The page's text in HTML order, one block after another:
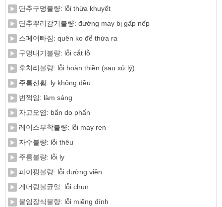
단추구멍불량: lỗi thừa khuyết
단추뿌리감기불량: đường may bị gấp nếp
스페어빠짐: quên ko để thừa ra
구멍내기불량: lỗi cắt lỗ
후처리불량: lỗi hoàn thiền (sau xử lý)
주름선휨: ly không đều
번쩍임: làm sáng
자고오염: bẩn do phấn
레이스부착불량: lỗi may ren
자수불량: lỗi thêu
주름불량: lỗi ly
파이핑불량: lỗi đường viền
게더링불균일: lỗi chun
붙임장식불량: lỗi miếng đính